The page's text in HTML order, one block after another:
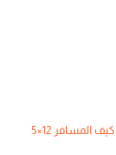
قهوة عربية سريعة التحضير مسمار كيف المسافر 12×5